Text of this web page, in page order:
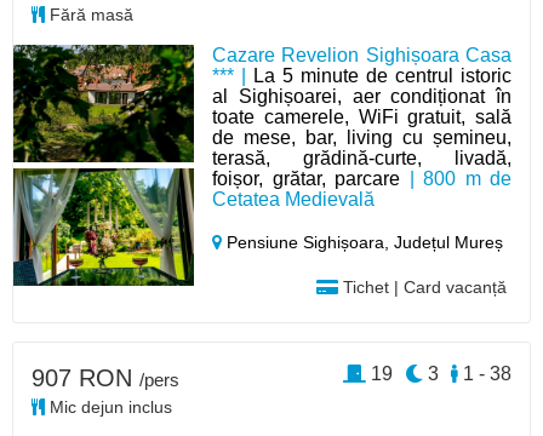
Cazare Revelion Sighișoara Casa
*** |
La 5 minute de centrul istoric
al Sighișoarei, aer condiționat în
toate camerele, WiFi gratuit, sală
de mese, bar, living cu șemineu,
terasă, grădină-curte, livadă,
foișor, grătar, parcare | 800 m de
Cetatea Medievală
Pensiune Sighișoara,Județul Mureș
Tichet | Card vacanță
Fără masă
907 RON /pers
Mic dejun inclus
1 - 38
3
19